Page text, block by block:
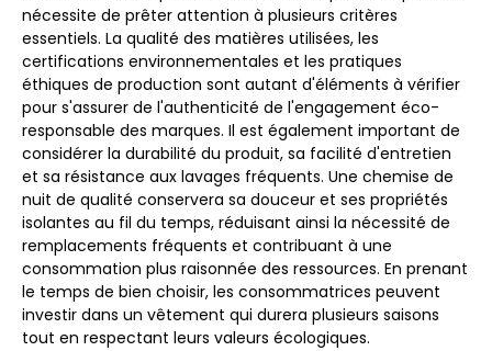
nécessite de prêter attention à plusieurs critères
essentiels. La qualité des matières utilisées, les
certifications environnementales et les pratiques
éthiques de production sont autant d'éléments à vérifier
pour s'assurer de l'authenticité de l'engagement éco-
responsable des marques. Il est également important de
considérer la durabilité du produit, sa facilité d'entretien
et sa résistance aux lavages fréquents. Une chemise de
nuit de qualité conservera sa douceur et ses propriétés
isolantes au fil du temps, réduisant ainsi la nécessité de
remplacements fréquents et contribuant à une
consommation plus raisonnée des ressources. En prenant
le temps de bien choisir, les consommatrices peuvent
investir dans un vêtement qui durera plusieurs saisons
tout en respectant leurs valeurs écologiques.